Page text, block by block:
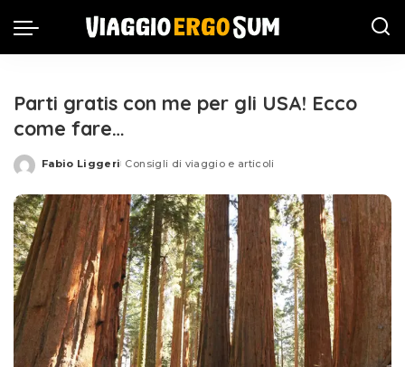
Parti gratis con me per gli USA! Ecco
come fare…
Posted
Fabio Liggeri Consigli di viaggio e articoli